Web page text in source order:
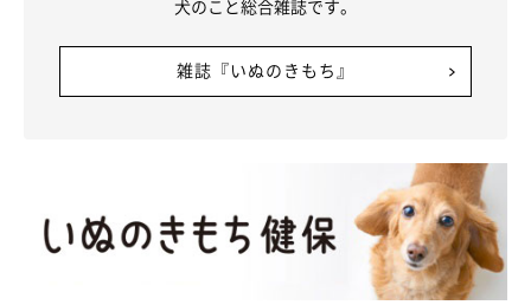
犬のこと総合雑誌です。
雑誌『いぬのきもち』